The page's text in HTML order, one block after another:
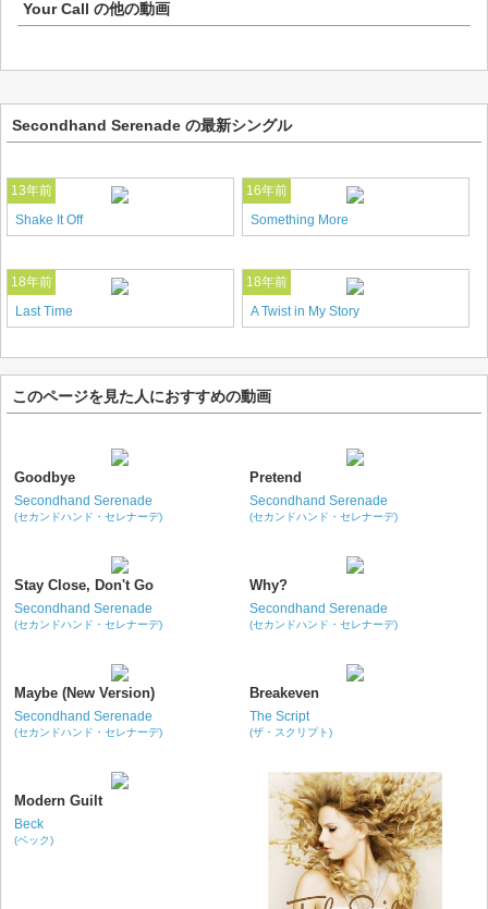
Your Call の他の動画
Secondhand Serenade の最新シングル
13年前
Shake It Off
16年前
Something More
18年前
Last Time
18年前
A Twist in My Story
このページを見た人におすすめの動画
Goodbye
Secondhand Serenade
(セカンドハンド・セレナーデ)
Pretend
Secondhand Serenade
(セカンドハンド・セレナーデ)
Stay Close, Don't Go
Secondhand Serenade
(セカンドハンド・セレナーデ)
Why?
Secondhand Serenade
(セカンドハンド・セレナーデ)
Maybe (New Version)
Secondhand Serenade
(セカンドハンド・セレナーデ)
Breakeven
The Script
(ザ・スクリプト)
Modern Guilt
Beck
(ベック)